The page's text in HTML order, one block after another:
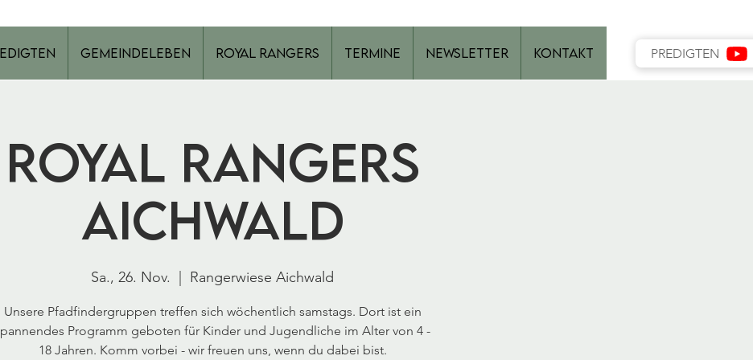
Gemeindeleben Royal Rangers Termine Newsletter Kontakt PREDIGTEN
Royal Rangers
Aichwald
Sa., 26. Nov. Rangerwiese Aichwald
Unsere Pfadfindergruppen treffen sich wöchentlich samstags. Dort ist ein
Programm geboten für Kinder und Jugendliche im Alter von 4 -
18 Jahren. Komm vorbei - wir freuen uns, wenn du dabei bist.